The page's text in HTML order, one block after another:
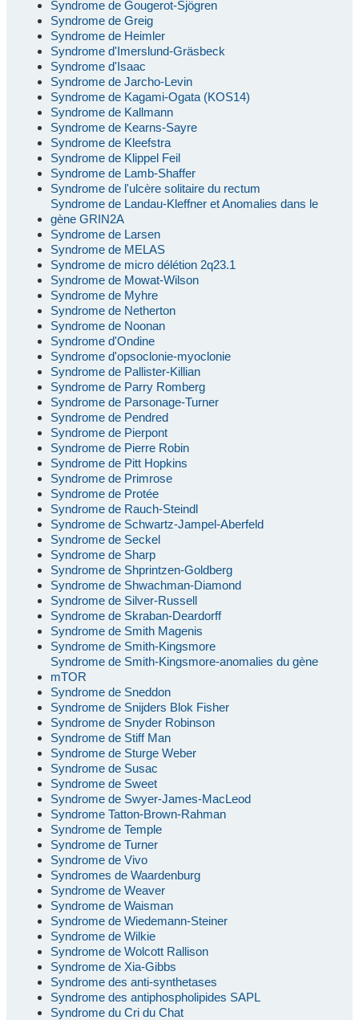
Syndrome de Gougerot-Sjögren
Syndrome de Greig
Syndrome de Heimler
Syndrome d'Imerslund-Gräsbeck
Syndrome d'Isaac
Syndrome de Jarcho-Levin
Syndrome de Kagami-Ogata (KOS14)
Syndrome de Kallmann
Syndrome de Kearns-Sayre
Syndrome de Kleefstra
Syndrome de Klippel Feil
Syndrome de Lamb-Shaffer
Syndrome de l'ulcère solitaire du rectum
Syndrome de Landau-Kleffner et Anomalies dans le
gène GRIN2A
Syndrome de Larsen
Syndrome de MELAS
Syndrome de micro délétion 2q23.1
Syndrome de Mowat-Wilson
Syndrome de Myhre
Syndrome de Netherton
Syndrome de Noonan
Syndrome d'Ondine
Syndrome d'opsoclonie-myoclonie
Syndrome de Pallister-Killian
Syndrome de Parry Romberg
Syndrome de Parsonage-Turner
Syndrome de Pendred
Syndrome de Pierpont
Syndrome de Pierre Robin
Syndrome de Pitt Hopkins
Syndrome de Primrose
Syndrome de Protée
Syndrome de Rauch-Steindl
Syndrome de Schwartz-Jampel-Aberfeld
Syndrome de Seckel
Syndrome de Sharp
Syndrome de Shprintzen-Goldberg
Syndrome de Shwachman-Diamond
Syndrome de Silver-Russell
Syndrome de Skraban-Deardorff
Syndrome de Smith Magenis
Syndrome de Smith-Kingsmore
Syndrome de Smith-Kingsmore-anomalies du gène
mTOR
Syndrome de Sneddon
Syndrome de Snijders Blok Fisher
Syndrome de Snyder Robinson
Syndrome de Stiff Man
Syndrome de Sturge Weber
Syndrome de Susac
Syndrome de Sweet
Syndrome de Swyer-James-MacLeod
Syndrome Tatton-Brown-Rahman
Syndrome de Temple
Syndrome de Turner
Syndrome de Vivo
Syndromes de Waardenburg
Syndrome de Weaver
Syndrome de Waisman
Syndrome de Wiedemann-Steiner
Syndrome de Wilkie
Syndrome de Wolcott Rallison
Syndrome de Xia-Gibbs
Syndrome des anti-synthetases
Syndrome des antiphospholipides SAPL
Syndrome du Cri du Chat